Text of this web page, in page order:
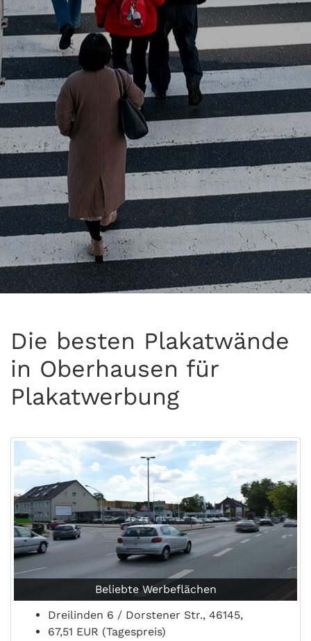
Die besten Plakatwände
in Oberhausen für
Plakatwerbung
Beliebte Werbeflächen
Dreilinden 6 / Dorstener Str., 46145,
67,51 EUR (Tagespreis)